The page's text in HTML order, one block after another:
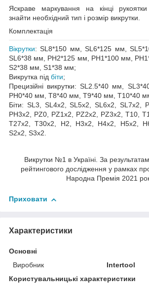
Яскраве маркування на кінці
знайти необхідний тип і розмір викрутки.
Комплектація
Вікрутки: SL8*150 мм, SL6*125 мм,
SL6*38 мм, PH2*125 мм, PH1*100 мм,
S2*38 мм, S1*38 мм;
Викрутка під біти;
Прецизійні викрутки: SL2.5*40 мм,
PH0*40 мм, T8*40 мм, T9*40 мм, T10*40
Біти: SL3, SL4х2, SL5х2, SL6х2, SL7х2,
PH3х2, PZ0, PZ1х2, PZ2х2, PZ3х2, T10,
T27х2, T30х2, H2, H3х2, H4х2, H5х2,
S2х2, S3х2.
Викрутки №1 в Україні. За
рейтингового дослідження у рамках
Народна Премія 2021
Приховати
Характеристики
Основні
Виробник
Intertool
Користувальницькі характеристики